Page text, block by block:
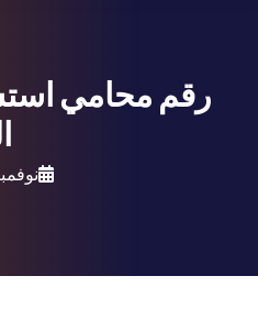
رقم محامي
نوفمبر 29,